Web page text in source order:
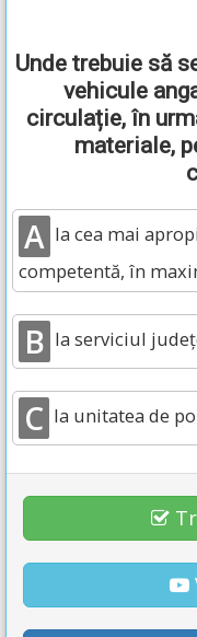
Unde trebuie să
vehicule
circulație, în
materiale,
A la cea mai
competentă, în
B la serviciul
C la unitatea de